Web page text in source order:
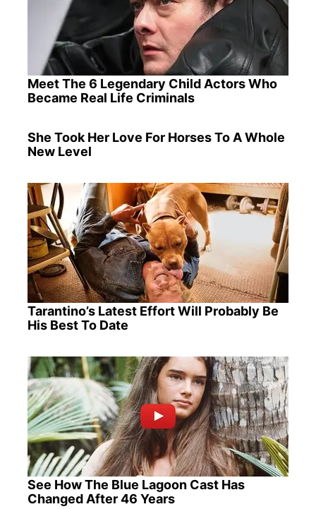
Meet The 6 Legendary Child Actors Who
Became Real Life Criminals
She Took Her Love For Horses To A Whole
New Level
Tarantino’s Latest Effort Will Probably Be
His Best To Date
See How The Blue Lagoon Cast Has
Changed After 46 Years